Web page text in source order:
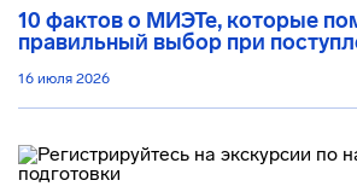
10 фактов о МИЭТе, которые
правильный выбор при
16 июля 2026